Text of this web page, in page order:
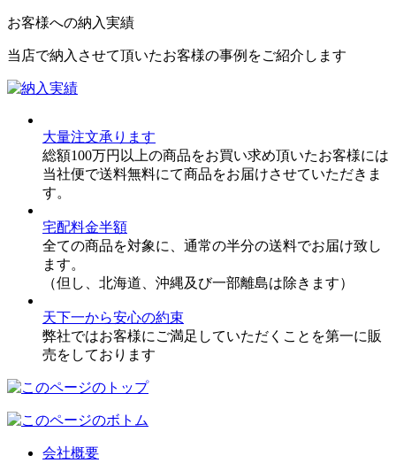
お客様への納入実績
当店で納入させて頂いたお客様の事例をご紹介します
大量注文承ります
総額100万円以上の商品をお買い求め頂いたお客様には
当社便で送料無料にて商品をお届けさせていただきま
す。
宅配料金半額
全ての商品を対象に、通常の半分の送料でお届け致し
ます。
（但し、北海道、沖縄及び一部離島は除きます）
天下一から安心の約束
弊社ではお客様にご満足していただくことを第一に販
売をしております
会社概要